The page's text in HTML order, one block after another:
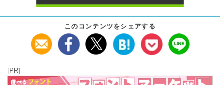
このコンテンツをシェアする
[PR]